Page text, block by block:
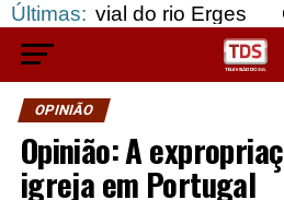
Últimas:
do rio Erges Opinião:
OPINIÃO
Opinião: A
igreja em Portugal